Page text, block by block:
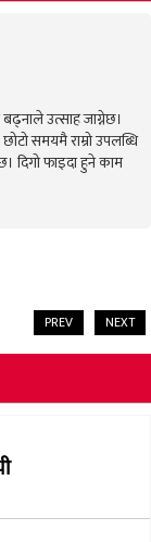
उत्साह जाग्नेछ।
समयमै राम्रो उपलब्धि
दिगो फाइदा हुने काम
PREV NEXT